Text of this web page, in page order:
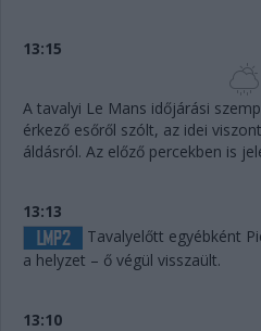
13:15
A tavalyi Le Mans időjárási
érkező esőről szólt, az idei
áldásról. Az előző percekben is
13:13
Tavalyelőtt egyébként
a helyzet – ő végül visszaült.
13:10